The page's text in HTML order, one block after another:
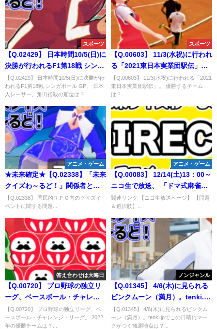
スポーツ
【Q.02429】 日本時間10/5(日)に
決勝が行われるF1第18戦 シンガ
ポール GP。 日本人レーサー、
角田裕毅の順位は？
【Q.02429】 日本時間10/5(日)に決勝が行
われるF1第18戦 シンガポール GP。 日本
人レーサー、角田裕毅の順位は？...
スポーツ
【Q.00603】 11/3(水祝)に行われ
る「2021東日本実業団駅伝」。
優勝するチームは？
【Q.00603】 11/3(水祝)に行われる「2021
東日本実業団駅伝」。 優勝するチーム
は？...
アニメ・ゲーム
★未来確定★【Q.02338】「未来
クイズわ～るど！」関係者と、
とあるゲームのクイズイベント
に関する問題
【Q.02338】 国民的ＲＰＧ内のクイズイ
ベントに関する問題...
アニメ・ゲーム
【Q.00083】 12/14(土)13：00～
ニコ生で放送、 「ドマ式麻雀実
装約1周年記念 ファイナルファン
タジーXIV 麻雀大会2019」。 優
勝者は？
関連リンク 【ニコ生放送ページ】 【問題
＆選択肢】...
答え合わせは大晦日
【Q.00720】 プロ野球の独立リ
ーグ、ベースボール・チャレン
ジ・リーグ。 2022年の優勝チー
ムは？
【Q.00720】 プロ野球の独立リーグ、ベ
ースボール・チャレンジ・リーグ。 2022
年の優勝チームは？...
ノンジャンル
【Q.01345】 4/6(木)に見られる
ピンクムーン（満月）。tenki.jp
でこの日晴れマークがつく観測
地点は？
【Q.01345】 4/6(木)に見られるピンクム
ーン（満月）。tenki.jpでこの日晴れマー
クがつく観測地点は？...